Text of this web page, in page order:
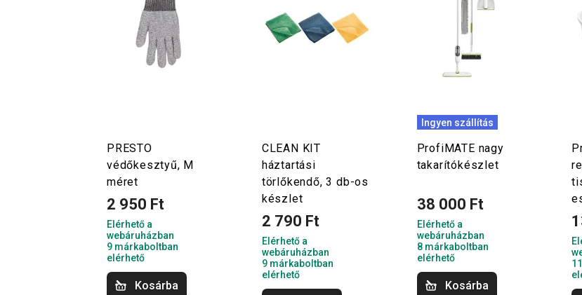
PRESTO
védőkesztyű, M
méret
2 950 Ft
Elérhető a
webáruházban
9 márkaboltban
elérhető
Kosárba
CLEAN KIT
háztartási
törlőkendő, 3 db-os
készlet
2 790 Ft
Elérhető a
webáruházban
9 márkaboltban
elérhető
Ingyen szállítás
ProfiMATE nagy
takarítókészlet
38 000 Ft
Elérhető a
webáruházban
8 márkaboltban
elérhető
Kosárba